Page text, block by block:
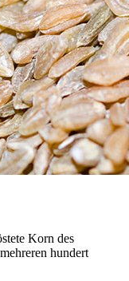
Korn des
hundert